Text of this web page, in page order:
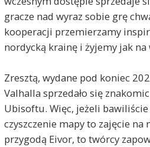
gracze nad wyraz sobie grę
kooperacji przemierzamy
nordycką krainę i żyjemy jak na
Zresztą, wydane pod koniec
Valhalla sprzedało się
Ubisoftu. Więc, jeżeli
czyszczenie mapy to zajęcie na
przygodą Eivor, to twórcy